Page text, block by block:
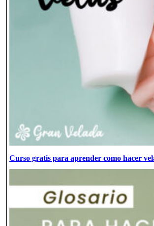
Curso gratis para aprender como hacer